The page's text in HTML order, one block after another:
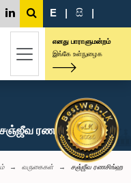
E | සි |
எனது பாராளுமன்றம்
இங்கே உள்நுழைக
ரணசிங்ஹ, பா.உ.
வருகைகள் சஞ்ஜீவ ரணசிங்ஹ